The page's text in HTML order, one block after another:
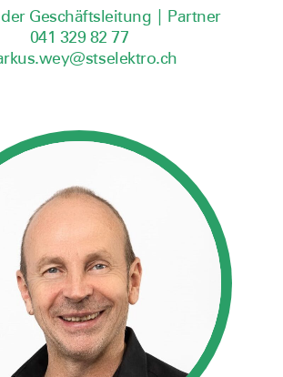
Geschäftsleitung | Partner
041 329 82 77